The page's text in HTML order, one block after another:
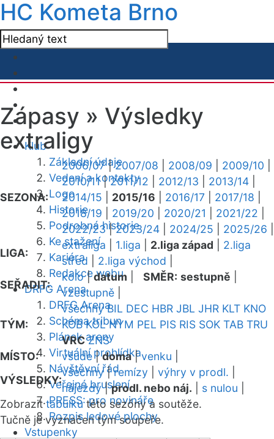
HC Kometa Brno
Klub
Základní údaje
Vedení a kontakty
Logo
Historie
Podrobná historie
Ke stažení
Kariéra
Redakce webu
DRFG Arena
DRFG Arena
Schéma tribun
Plánek areny
Virtuální prohlídka
Návštěvní řád
Veřejné bruslení
PRESS: pro novináře
Rozpis ledové plochy
Vstupenky
Zápasy » Výsledky
extraligy
SEZONA:
2006/07|2007/08 2008/09 2009/10
2010/11|2011/12 2012/13 2013/14
2014/15
2015/16 2016/17 2017/18
2018/19
2019/20 2020/21 2021/22
2022/23|2023/24 2024/25 2025/26
LIGA:
extraliga 1.liga 2.liga západ
2.liga
střed
2.liga východ
SEŘADIT:
kolo|datum SMĚR: sestupně
vzestupně
TÝM:
všechny BIL DEC HBR JBL JHR KLT KNO
KOB KOL NYM PEL PIS RIS SOK TAB TRU
VRC ZNS
MÍSTO:
všude|doma|venku
VÝSLEDKY:
všechny|remízy výhry v prodl.
nájezdy|prodl. nebo náj. s nulou
Zobrazittabulkutéto sezóny a soutěže.
Tučně je vyznačen tým soupeře.